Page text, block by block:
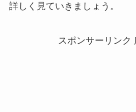
詳しく見ていきましょう。
スポンサーリンク